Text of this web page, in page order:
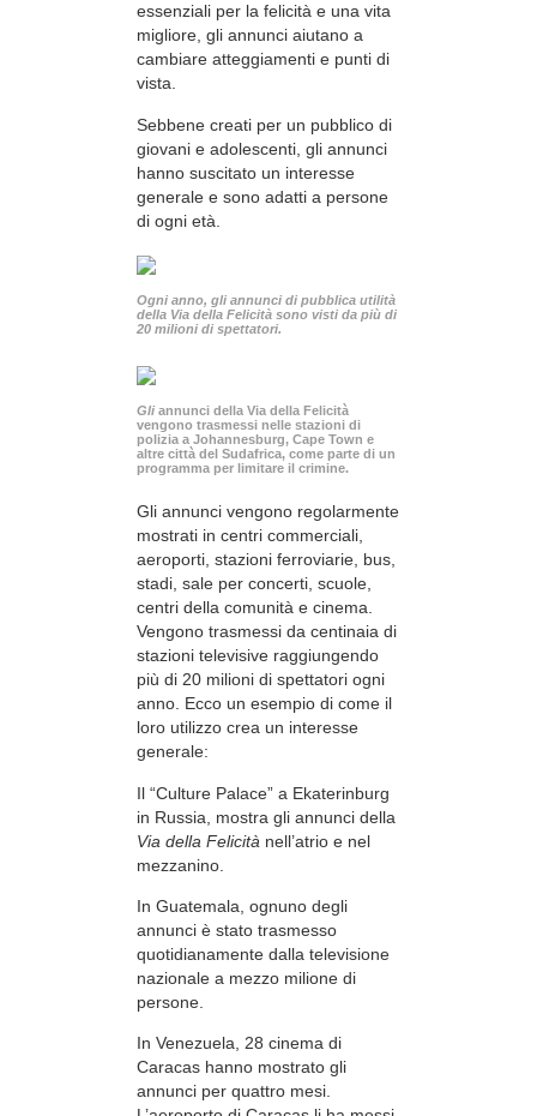
essenziali per la felicità e una vita
migliore, gli annunci aiutano a
cambiare atteggiamenti e punti di
vista.
Sebbene creati per un pubblico di
giovani e adolescenti, gli annunci
hanno suscitato un interesse
generale e sono adatti a persone
di ogni età.
Ogni anno, gli annunci di pubblica utilità
della Via della Felicità sono visti da più di
20 milioni di spettatori.
Gli annunci della Via della Felicità
vengono trasmessi nelle stazioni di
polizia a Johannesburg, Cape Town e
altre città del Sudafrica, come parte di un
programma per limitare il crimine.
Gli annunci vengono regolarmente
mostrati in centri commerciali,
aeroporti, stazioni ferroviarie, bus,
stadi, sale per concerti, scuole,
centri della comunità e cinema.
Vengono trasmessi da centinaia di
stazioni televisive raggiungendo
più di 20 milioni di spettatori ogni
anno. Ecco un esempio di come il
loro utilizzo crea un interesse
generale:
Il “Culture Palace” a Ekaterinburg
in Russia, mostra gli annunci della
Via della Felicità nell’atrio e nel
mezzanino.
In Guatemala, ognuno degli
annunci è stato trasmesso
quotidianamente dalla televisione
nazionale a mezzo milione di
persone.
In Venezuela, 28 cinema di
Caracas hanno mostrato gli
annunci per quattro mesi.